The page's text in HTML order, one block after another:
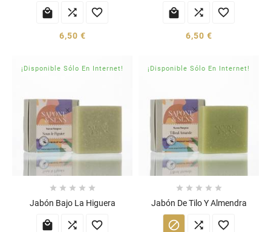
  
6,50 €
  
6,50 €
¡Disponible Sólo En Internet!
    
Jabón Bajo La Higuera
  
¡Disponible Sólo En Internet!
    
Jabón De Tilo Y Almendra
  